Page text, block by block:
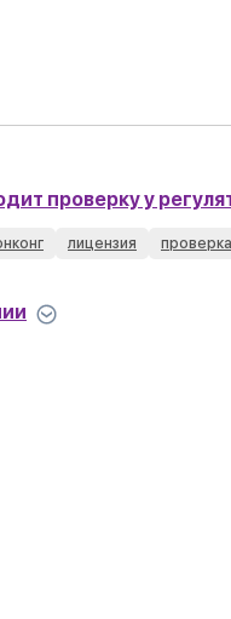
проверку у
лицензия проверка